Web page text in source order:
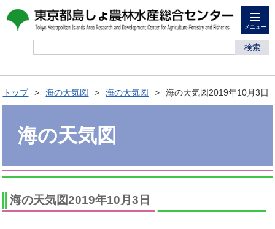
メニュー
検索
トップ 海の天気図 海の天気図 海の天気図2019年10月3日
海の天気図
海の天気図2019年10月3日